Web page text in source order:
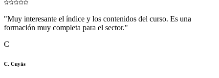
"Muy interesante el índice y los contenidos del curso. Es una
formación muy completa para el sector."
C
C. Cuyás